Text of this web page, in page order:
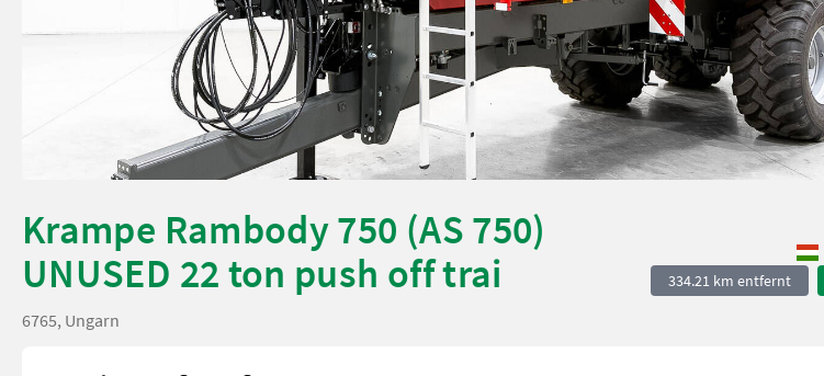
Krampe Rambody 750 (AS 750)
UNUSED 22 ton push off trai
334.21 km entfernt
6765, Ungarn